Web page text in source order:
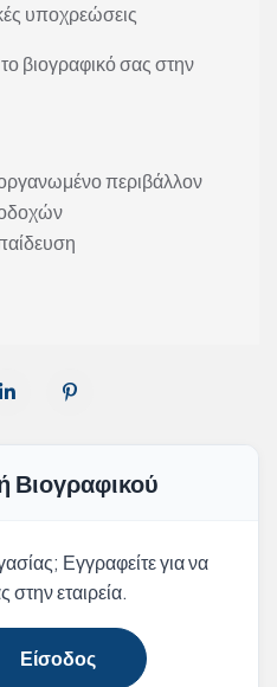
υποχρεώσεις
το βιογραφικό σας στην
περιβάλλον
Βιογραφικού
Εγγραφείτε για να
στην εταιρεία.
Είσοδος